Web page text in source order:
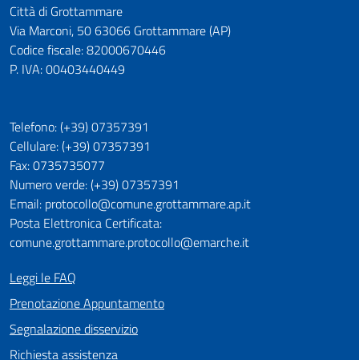
Città di Grottammare
Via Marconi, 50 63066 Grottammare (AP)
Codice fiscale: 82000670446
P. IVA: 00403440449
Telefono: (+39) 07357391
Cellulare: (+39) 07357391
Fax: 0735735077
Numero verde: (+39) 07357391
Email: protocollo@comune.grottammare.ap.it
Posta Elettronica Certificata:
comune.grottammare.protocollo@emarche.it
Leggi le FAQ
Prenotazione Appuntamento
Segnalazione disservizio
Richiesta assistenza